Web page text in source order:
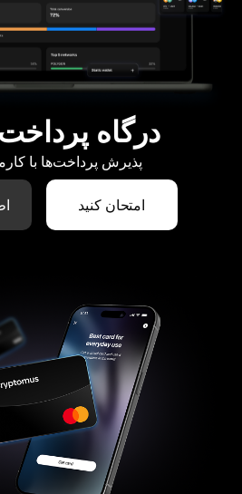
درگاه
پذیرش پرداخت‌ها با کارمزد
امتحان کنید